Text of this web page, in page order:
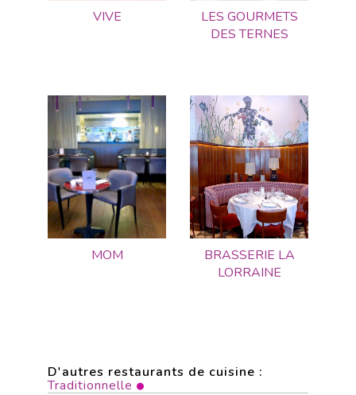
VIVE
LES GOURMETS
DES TERNES
MOM
BRASSERIE LA
LORRAINE
D'autres restaurants de cuisine :
Traditionnelle